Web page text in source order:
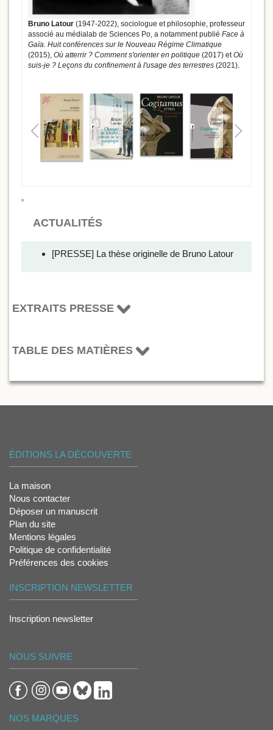
Bruno Latour (1947-2022), sociologue et philosophie, professeur
associé au médialab de Sciences Po, a notamment publié Face à
Gaïa. Huit conférences sur le Nouveau Régime Climatique
(2015), Où atterrir ? Comment s'orienter en politique (2017) etOù
suis-je ? Leçons du confinement à l'usage des terrestres (2021).
ACTUALITÉS
[PRESSE] La thèse originelle de Bruno Latour
EXTRAITS PRESSE
TABLE DES MATIÈRES
ÉDITIONS LA DÉCOUVERTE
La maison
Nous contacter
Déposer un manuscrit
Plan du site
Mentions légales
Politique de confidentialité
Préférences des cookies
INSCRIPTION NEWSLETTER
Inscription newsletter
NOUS SUIVRE
NOS MARQUES